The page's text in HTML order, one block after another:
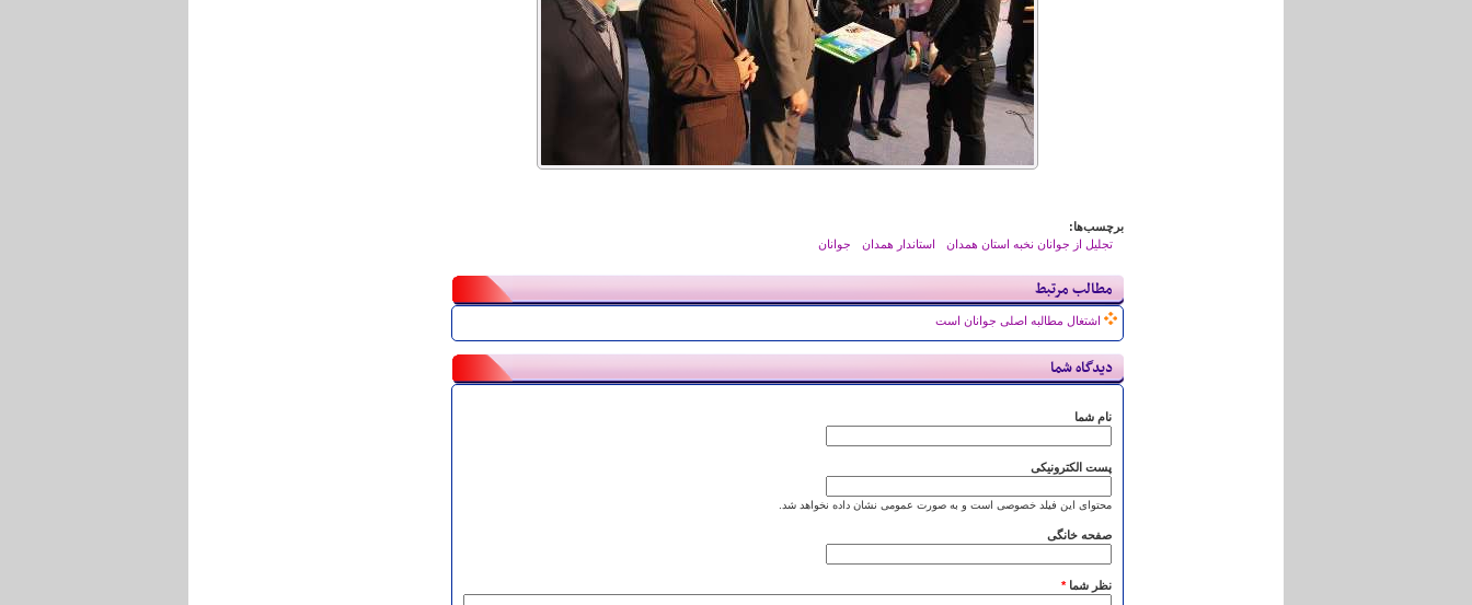
برچسب‌ها:
تجلیل از جوانان نخبه استان همدان
استاندار همدان جوانان
مطالب مرتبط
اشتغال مطالبه اصلی جوانان است
دیدگاه شما
نام شما
پست الکترونیکی
محتوای این فیلد خصوصی است و به صورت عمومی نشان داده نخواهد شد.
صفحه خانگی
نظر شما*